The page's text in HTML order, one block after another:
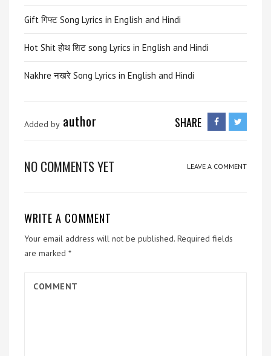
Gift गिफ्ट Song Lyrics in English and Hindi
Hot Shit होथ शिट song Lyrics in English and Hindi
Nakhre नखरे Song Lyrics in English and Hindi
Added by author SHARE
NO COMMENTS YET LEAVE A COMMENT
WRITE A COMMENT
Your email address will not be published. Required fields
are marked *